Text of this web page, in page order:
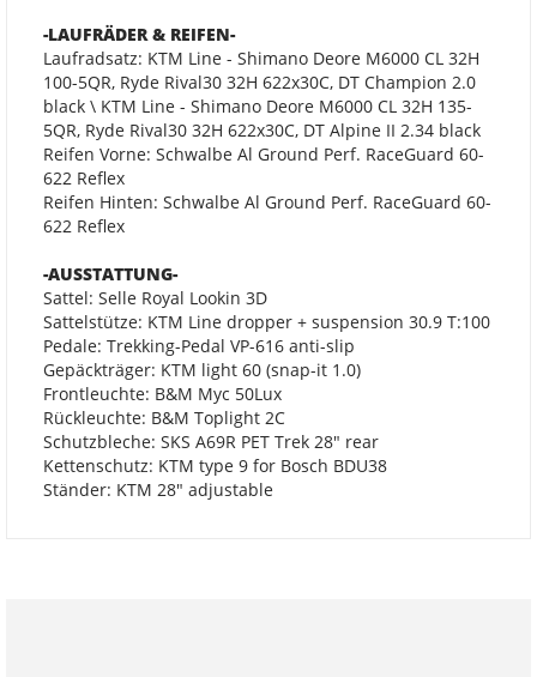
-LAUFRÄDER & REIFEN-
Laufradsatz: KTM Line - Shimano Deore M6000 CL 32H
100-5QR, Ryde Rival30 32H 622x30C, DT Champion 2.0
black \ KTM Line - Shimano Deore M6000 CL 32H 135-
5QR, Ryde Rival30 32H 622x30C, DT Alpine II 2.34 black
Reifen Vorne: Schwalbe Al Ground Perf. RaceGuard 60-
622 Reflex
Reifen Hinten: Schwalbe Al Ground Perf. RaceGuard 60-
622 Reflex
-AUSSTATTUNG-
Sattel: Selle Royal Lookin 3D
Sattelstütze: KTM Line dropper + suspension 30.9 T:100
Pedale: Trekking-Pedal VP-616 anti-slip
Gepäckträger: KTM light 60 (snap-it 1.0)
Frontleuchte: B&M Myc 50Lux
Rückleuchte: B&M Toplight 2C
Schutzbleche: SKS A69R PET Trek 28" rear
Kettenschutz: KTM type 9 for Bosch BDU38
Ständer: KTM 28" adjustable